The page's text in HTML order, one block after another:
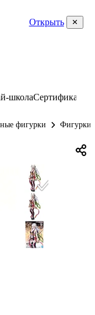
Открыть
школаСертификаты
фигурки Фигурки